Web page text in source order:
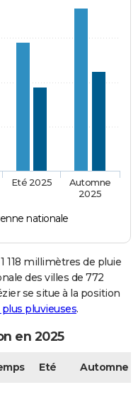
nationale
Eté 2025
Automne
2025
118 millimètres de pluie
des villes de 772
se situe à la position
pluvieuses.
en 2025
Eté Automne